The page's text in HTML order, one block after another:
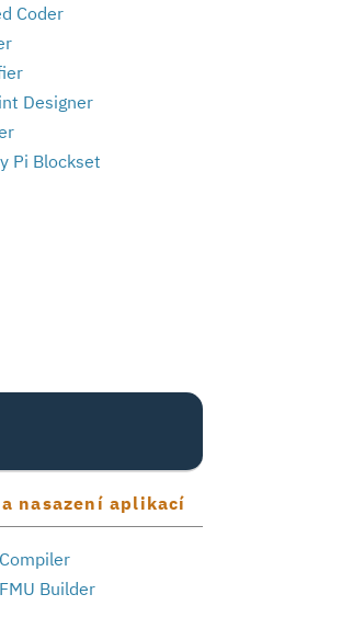
Coder
Designer
Pi Blockset
nasazení aplikací
Builder